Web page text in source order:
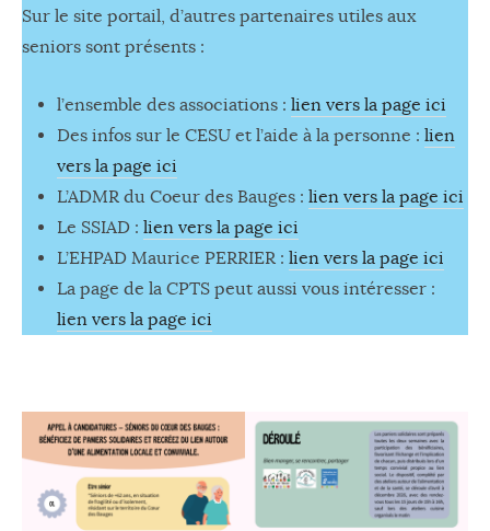
Sur le site portail, d’autres partenaires utiles aux
seniors sont présents :
l’ensemble des associations : lien vers la page ici
Des infos sur le CESU et l’aide à la personne : lien
vers la page ici
L’ADMR du Coeur des Bauges : lien vers la page ici
Le SSIAD : lien vers la page ici
L’EHPAD Maurice PERRIER : lien vers la page ici
La page de la CPTS peut aussi vous intéresser :
lien vers la page ici